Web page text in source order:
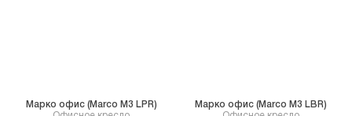
Марко офис (Marco M3 LPR) Марко офис (Marco M3 LBR)